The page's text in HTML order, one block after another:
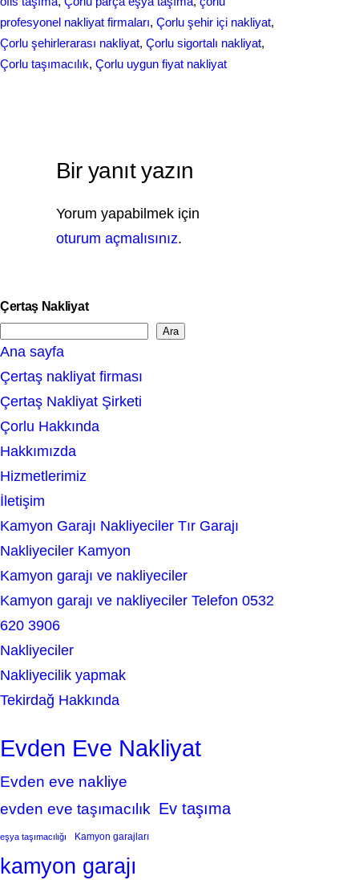
profesyonel nakliyat firmaları, Çorlu şehir içi nakliyat
Çorlu şehirlerarası nakliyat, Çorlu sigortalı nakliyat
Çorlu taşımacılık, Çorlu uygun fiyat nakliyat
Bir yanıt yazın
Yorum yapabilmek için
oturum açmalısınız.
Çertaş Nakliyat
e
a
r
c
h
Ara
Ana sayfa
Çertaş nakliyat firması
Çertaş Nakliyat Şirketi
Çorlu Hakkında
Hakkımızda
Hizmetlerimiz
İletişim
Kamyon Garajı Nakliyeciler Tır Garajı
Nakliyeciler Kamyon
Kamyon garajı ve nakliyeciler
Kamyon garajı ve nakliyeciler Telefon 0532
620 3906
Nakliyeciler
Nakliyecilik yapmak
Tekirdağ Hakkında
Evden Eve Nakliyat
Evden eve nakliye
evden eve taşımacılık Ev taşıma
eşya taşımacılığı Kamyon garajları
kamyon garajı